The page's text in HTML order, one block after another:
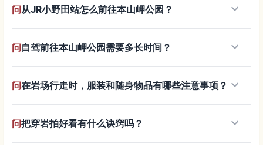
问从JR小野田站怎么前往本山岬公园？ keyboard_arrow_down
问自驾前往本山岬公园需要多长时间？ keyboard_arrow_down
问在岩场行走时，服装和随身物品有哪些注意事项？ keyboard_arrow_down
问把穿岩拍好看有什么诀窍吗？ keyboard_arrow_down